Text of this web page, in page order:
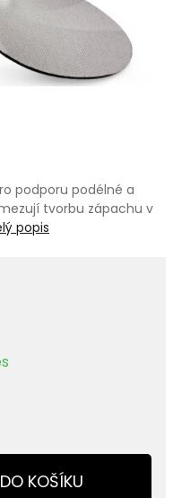
podporu podélné a
tvorbu zápachu v
popis
DO KOŠÍKU